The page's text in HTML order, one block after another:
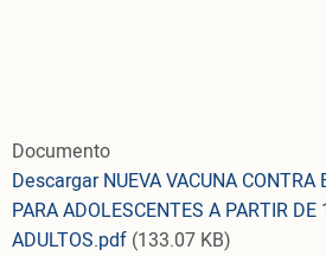
Documento
Descargar NUEVA VACUNA CONTRA
PARA ADOLESCENTES A PARTIR
ADULTOS.pdf (133.07 KB)